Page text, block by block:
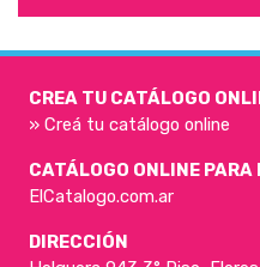
CREA TU CATÁLOGO
» Creá tu catálogo online
CATÁLOGO ONLINE PARA
ElCatalogo.com.ar
DIRECCIÓN